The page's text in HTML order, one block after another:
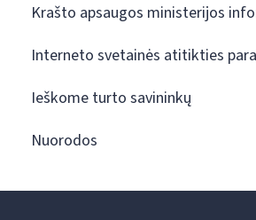
Krašto apsaugos ministerijos
Interneto svetainės atitikties
Ieškome turto savininkų
Nuorodos